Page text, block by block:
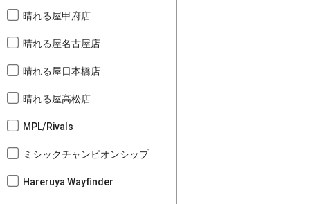
晴れる屋甲府店
晴れる屋名古屋店
晴れる屋日本橋店
晴れる屋高松店
MPL/Rivals
ミシックチャンピオンシップ
Hareruya Wayfinder